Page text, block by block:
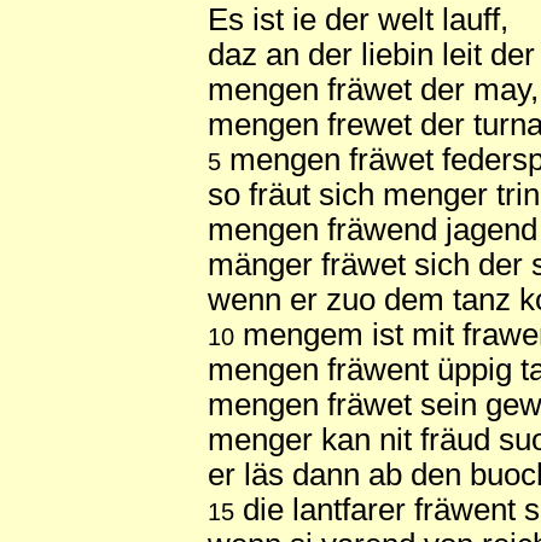
Es ist ie der welt lauff,
daz an der liebin leit
mengen fräwet der may,
mengen frewet der
5 mengen fräwet
so fräut sich menger
mengen fräwend
mänger fräwet sich der
wenn er zuo dem tanz
10 mengem ist mit
mengen fräwent üppig
mengen fräwet sein
menger kan nit fräud
er läs dann ab den
15 die lantfarer fräwent